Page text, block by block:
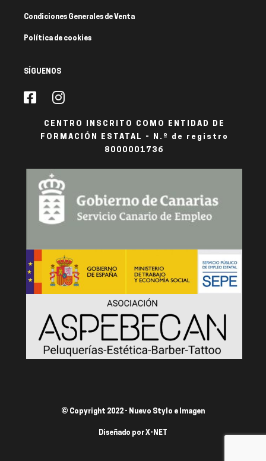
Condiciones Generales de Venta
Política de cookies
SÍGUENOS
CENTRO INSCRITO COMO ENTIDAD DE
FORMACIÓN ESTATAL - N.º de registro
8000001736
© Copyright 2022 - Nuevo Stylo e Imagen
Diseñado porX-NET